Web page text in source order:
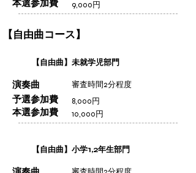
本選参加費
9,000円
【自由曲コース】
【自由曲】未就学児部門
演奏曲
予選参加費
本選参加費
審査時間2分程度
8,000円
10,000円
【自由曲】小学1,2年生部門